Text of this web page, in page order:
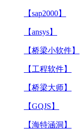
【sap2000】
【ansys】
【桥梁小软件】
【工程软件】
【桥梁大师】
【GQJS】
【海特涵洞】